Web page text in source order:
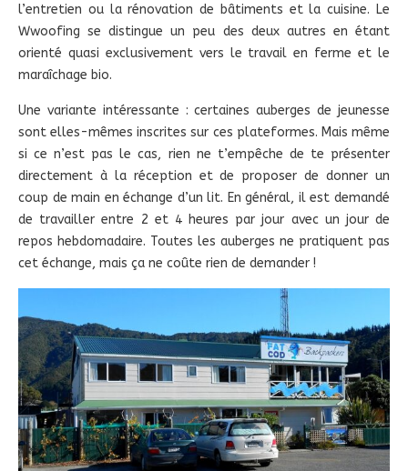
l’entretien ou la rénovation de bâtiments et la cuisine. Le
Wwoofing se distingue un peu des deux autres en étant
orienté quasi exclusivement vers le travail en ferme et le
maraîchage bio.
Une variante intéressante : certaines auberges de jeunesse
sont elles-mêmes inscrites sur ces plateformes. Mais même
si ce n’est pas le cas, rien ne t’empêche de te présenter
directement à la réception et de proposer de donner un
coup de main en échange d’un lit. En général, il est demandé
de travailler entre 2 et 4 heures par jour avec un jour de
repos hebdomadaire. Toutes les auberges ne pratiquent pas
cet échange, mais ça ne coûte rien de demander !